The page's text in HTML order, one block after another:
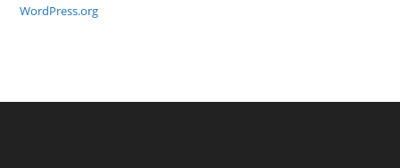
WordPress.org